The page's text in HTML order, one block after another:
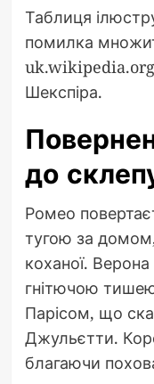
Таблиця
помилка
uk.wikipedia.org
Шекспіра.
до
Ромео
тугою за
коханої. Верона
гнітючою
Парісом, що
Джульєтти.
благаючи